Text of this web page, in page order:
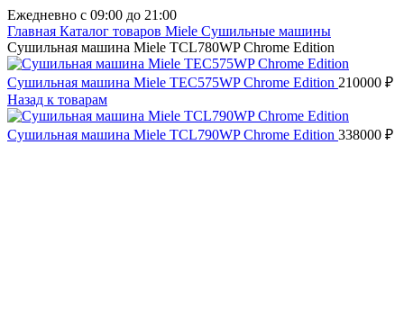
Ежедневно с 09:00 до 21:00
Главная Каталог товаров Miele Сушильные машины
Сушильная машина Miele TCL780WP Chrome Edition
Сушильная машина Miele TEC575WP Chrome Edition 210000 ₽
Назад к товарам
Сушильная машина Miele TCL790WP Chrome Edition 338000 ₽